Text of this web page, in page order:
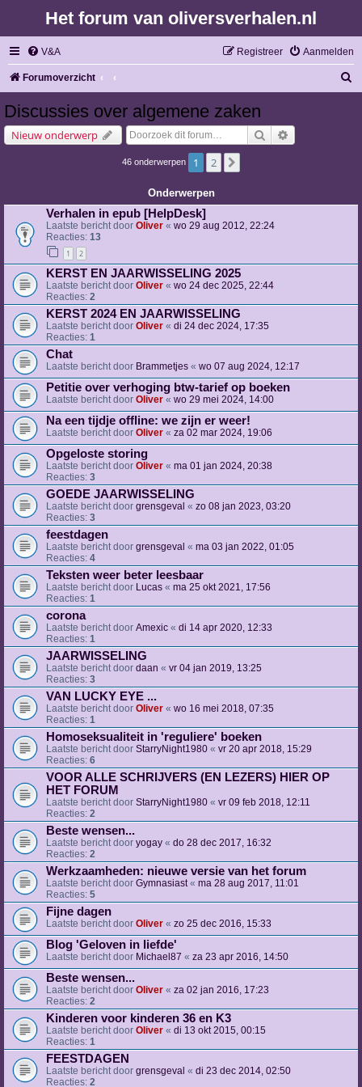
Het forum van oliversverhalen.nl
V&A Aanmelden
Registreer
Forumoverzicht
Discussies over algemene zaken
Nieuw onderwerp Zoek
46 onderwerpen 1 2
Onderwerpen
Verhalen in epub [HelpDesk]
Laatste bericht door Oliver « wo 29 aug 2012, 22:24
Reacties: 13
1 2
KERST EN JAARWISSELING 2025
Laatste bericht door Oliver « wo 24 dec 2025, 22:44
Reacties: 2
KERST 2024 EN JAARWISSELING
Laatste bericht door Oliver « di 24 dec 2024, 17:35
Reacties: 1
Chat
Laatste bericht door Brammetjes « wo 07 aug 2024, 12:17
Petitie over verhoging btw-tarief op boeken
Laatste bericht door Oliver « wo 29 mei 2024, 14:00
Na een tijdje offline: we zijn er weer!
Laatste bericht door Oliver « za 02 mar 2024, 19:06
Opgeloste storing
Laatste bericht door Oliver « ma 01 jan 2024, 20:38
Reacties: 3
GOEDE JAARWISSELING
Laatste bericht door grensgeval « zo 08 jan 2023, 03:20
Reacties: 3
feestdagen
Laatste bericht door grensgeval « ma 03 jan 2022, 01:05
Reacties: 4
Teksten weer beter leesbaar
Laatste bericht door Lucas « ma 25 okt 2021, 17:56
Reacties: 1
corona
Laatste bericht door Amexic « di 14 apr 2020, 12:33
Reacties: 1
JAARWISSELING
Laatste bericht door daan « vr 04 jan 2019, 13:25
Reacties: 3
VAN LUCKY EYE ...
Laatste bericht door Oliver « wo 16 mei 2018, 07:35
Reacties: 1
Homoseksualiteit in 'reguliere' boeken
Laatste bericht door StarryNight1980 « vr 20 apr 2018, 15:29
Reacties: 6
VOOR ALLE SCHRIJVERS (EN LEZERS) HIER OP
HET FORUM
Laatste bericht door StarryNight1980 « vr 09 feb 2018, 12:11
Reacties: 2
Beste wensen...
Laatste bericht door yogay « do 28 dec 2017, 16:32
Reacties: 2
Werkzaamheden: nieuwe versie van het forum
Laatste bericht door Gymnasiast« ma 28 aug 2017, 11:01
Reacties: 5
Fijne dagen
Laatste bericht door Oliver « zo 25 dec 2016, 15:33
Blog 'Geloven in liefde'
Laatste bericht door Michael87 « za 23 apr 2016, 14:50
Beste wensen...
Laatste bericht door Oliver « za 02 jan 2016, 17:23
Reacties: 2
Kinderen voor kinderen 36 en K3
Laatste bericht door Oliver « di 13 okt 2015, 00:15
Reacties: 1
FEESTDAGEN
Laatste bericht door grensgeval « di 23 dec 2014, 02:50
Reacties: 2